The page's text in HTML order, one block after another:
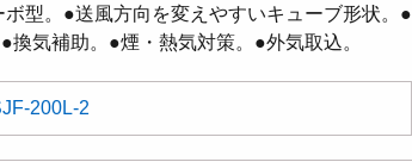
型。●送風方向を変えやすいキューブ形状。●
気補助。●煙・熱気対策。●外気取込。
200L-2